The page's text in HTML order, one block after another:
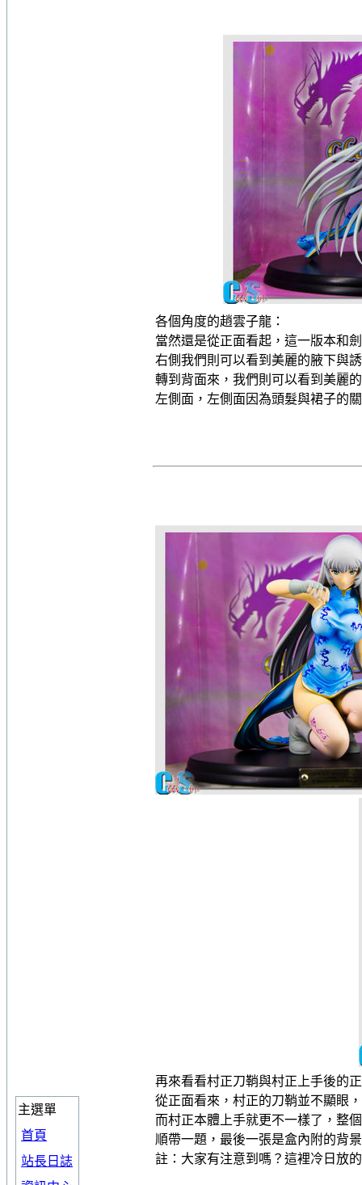
主選單
首頁
站長日誌
各個角度的趙雲子龍：
當然還是從正面看起，這一版本和
右側我們則可以看到美麗的腋下與
轉到背面來，我們則可以看到美麗
左側面，左側面因為頭髮與裙子的
再來看看村正刀鞘與村正上手後的
從正面看來，村正的刀鞘並不顯眼
而村正本體上手就更不一樣了，整
順帶一題，最後一張是盒內附的背
註：大家有注意到嗎？這裡冷日放